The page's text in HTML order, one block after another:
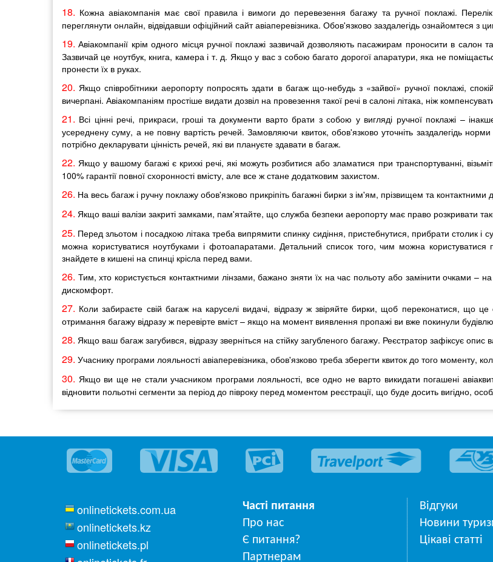
18. Кожна авіакомпанія має свої правила і вимоги до перевезення багажу та ручної поклажі.
переглянути онлайн, відвідавши офіційний сайт авіаперевізника. Обов'язково заздалегідь ознайомтеся з
19.Авіакомпанії крім одного місця ручної поклажі зазвичай дозволяють пасажирам проносити в салон
Зазвичай це ноутбук, книга, камера і т. д. Якщо у вас з собою багато дорогої апаратури, яка не
пронести їх в руках.
20. Якщо співробітники аеропорту попросять здати в багаж що-небудь з «зайвої» ручної поклажі,
вичерпані. Авіакомпаніям простіше видати дозвіл на провезення такої речі в салоні літака, ніж
21. Всі цінні речі, прикраси, гроші та документи варто брати з собою у вигляді ручної поклажі –
усереднену суму, а не повну вартість речей. Замовляючи квиток, обов'язково уточніть заздалегідь
потрібно декларувати цінність речей, які ви плануєте здавати в багаж.
22. Якщо у вашому багажі є крихкі речі, які можуть розбитися або зламатися при транспортуванні,
100% гарантії повної схоронності вмісту, але все ж стане додатковим захистом.
26. На весь багаж і ручну поклажу обов'язково прикріпіть багажні бирки з ім'ям, прізвищем та
24. Якщо ваші валізи закриті замками, пам'ятайте, що служба безпеки аеропорту має право розкривати
25. Перед зльотом і посадкою літака треба випрямити спинку сидіння, пристебнутися, прибрати столик і
можна користуватися ноутбуками і фотоапаратами. Детальний список того, чим можна
знайдете в кишені на спинці крісла перед вами.
26. Тим, хто користується контактними лінзами, бажано зняти їх на час польоту або замінити очками – на
дискомфорт.
27. Коли забираєте свій багаж на каруселі видачі, відразу ж звіряйте бирки, щоб переконатися, що
отримання багажу відразу ж перевірте вміст – якщо на момент виявлення пропажі ви вже покинули будівлю
28. Якщо ваш багаж загубився, відразу зверніться на стійку загубленого багажу. Реєстратор зафіксує
29. Учаснику програми лояльності авіаперевізника, обов'язково треба зберегти квиток до того моменту,
30. Якщо ви ще не стали учасником програми лояльності, все одно не варто викидати погашені
відновити польотні сегменти за період до півроку перед моментом реєстрації, що буде досить вигідно,
onlinetickets.com.ua
onlinetickets.kz
onlinetickets.pl
Часті питання
Про нас
Є питання?
Партнерам
Відгуки
Новини
Цікаві статті